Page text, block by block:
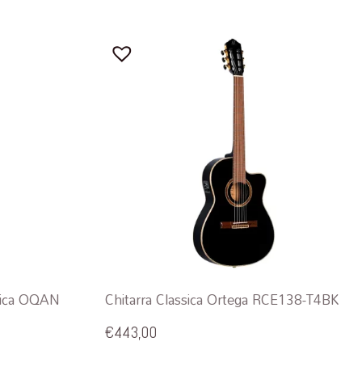
OQAN Chitarra Classica Ortega RCE138-T4BK
€443,00